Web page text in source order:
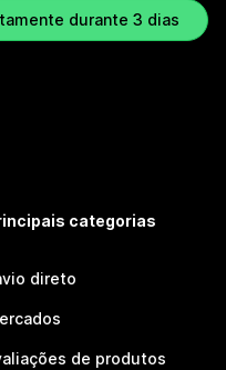
durante 3 dias
categorias
direto
de produtos